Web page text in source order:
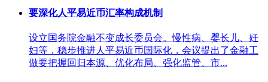
要深化人平易近币汇率构成机制
设立国务院金融不变成长委员会。慢性病、婴长儿、妊
妇等，稳步推进人平易近币国际化，会议提出了金融工
做要把握回归本源、优化布局、强化监管、市...